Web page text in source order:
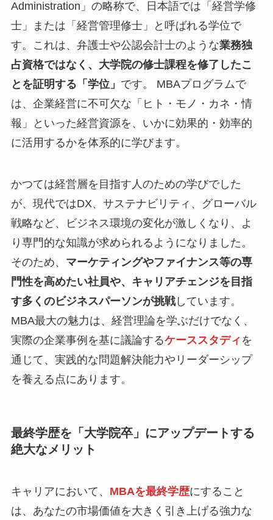
Administration」の略称で、日本語では「経営学修
士」または「経営管理修士」と呼ばれる学位で
す。これは、弁護士や公認会計士のような業務独
占資格ではなく、大学院の修士課程を修了したこ
とを証明する「学位」 です。 MBAプログラムで
は、企業経営に不可欠な「ヒト・モノ・カネ・情
報」といった経営資源を、いかに効果的・効率的
に活用するかを体系的に学びます。
かつては経営層を目指す人のための学びでした
が、現代ではDX、サステナビリティ、グローバル
戦略など、ビジネス環境の変化が激しくなり、よ
り専門的な知識が求められるようになりました。
そのため、 マーケティングやファイナンス等の専
門性を高めたい社員や、キャリアチェンジを目指
す多くのビジネスパーソンが挑戦しています。
MBA最大の魅力は、経営理論を学ぶだけでなく、
実際の企業事例を基に議論するケーススタディ を
通じて、実践的な問題解決能力やリーダーシップ
を養える点にあります。
最終学歴を「大学院卒」にアップデートする
絶大なメリット
キャリアにおいて、 MBAを最終学歴にすること
は、あなたの市場価値を大きく引き上げる強力な